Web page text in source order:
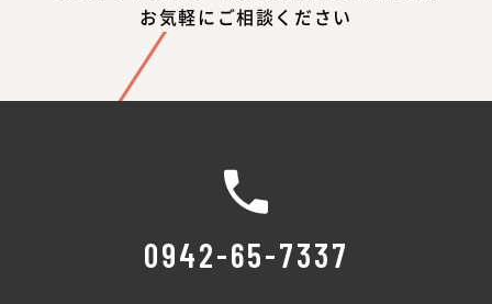
お気軽にご相談ください
0942-65-7337